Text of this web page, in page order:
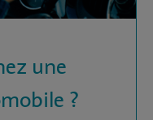
une
?